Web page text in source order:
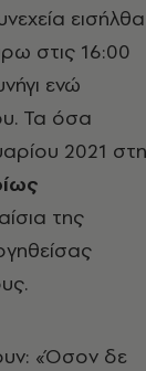
εισήλθα
στις 16:00
ενώ
Τα όσα
2021
της
«Όσον δε